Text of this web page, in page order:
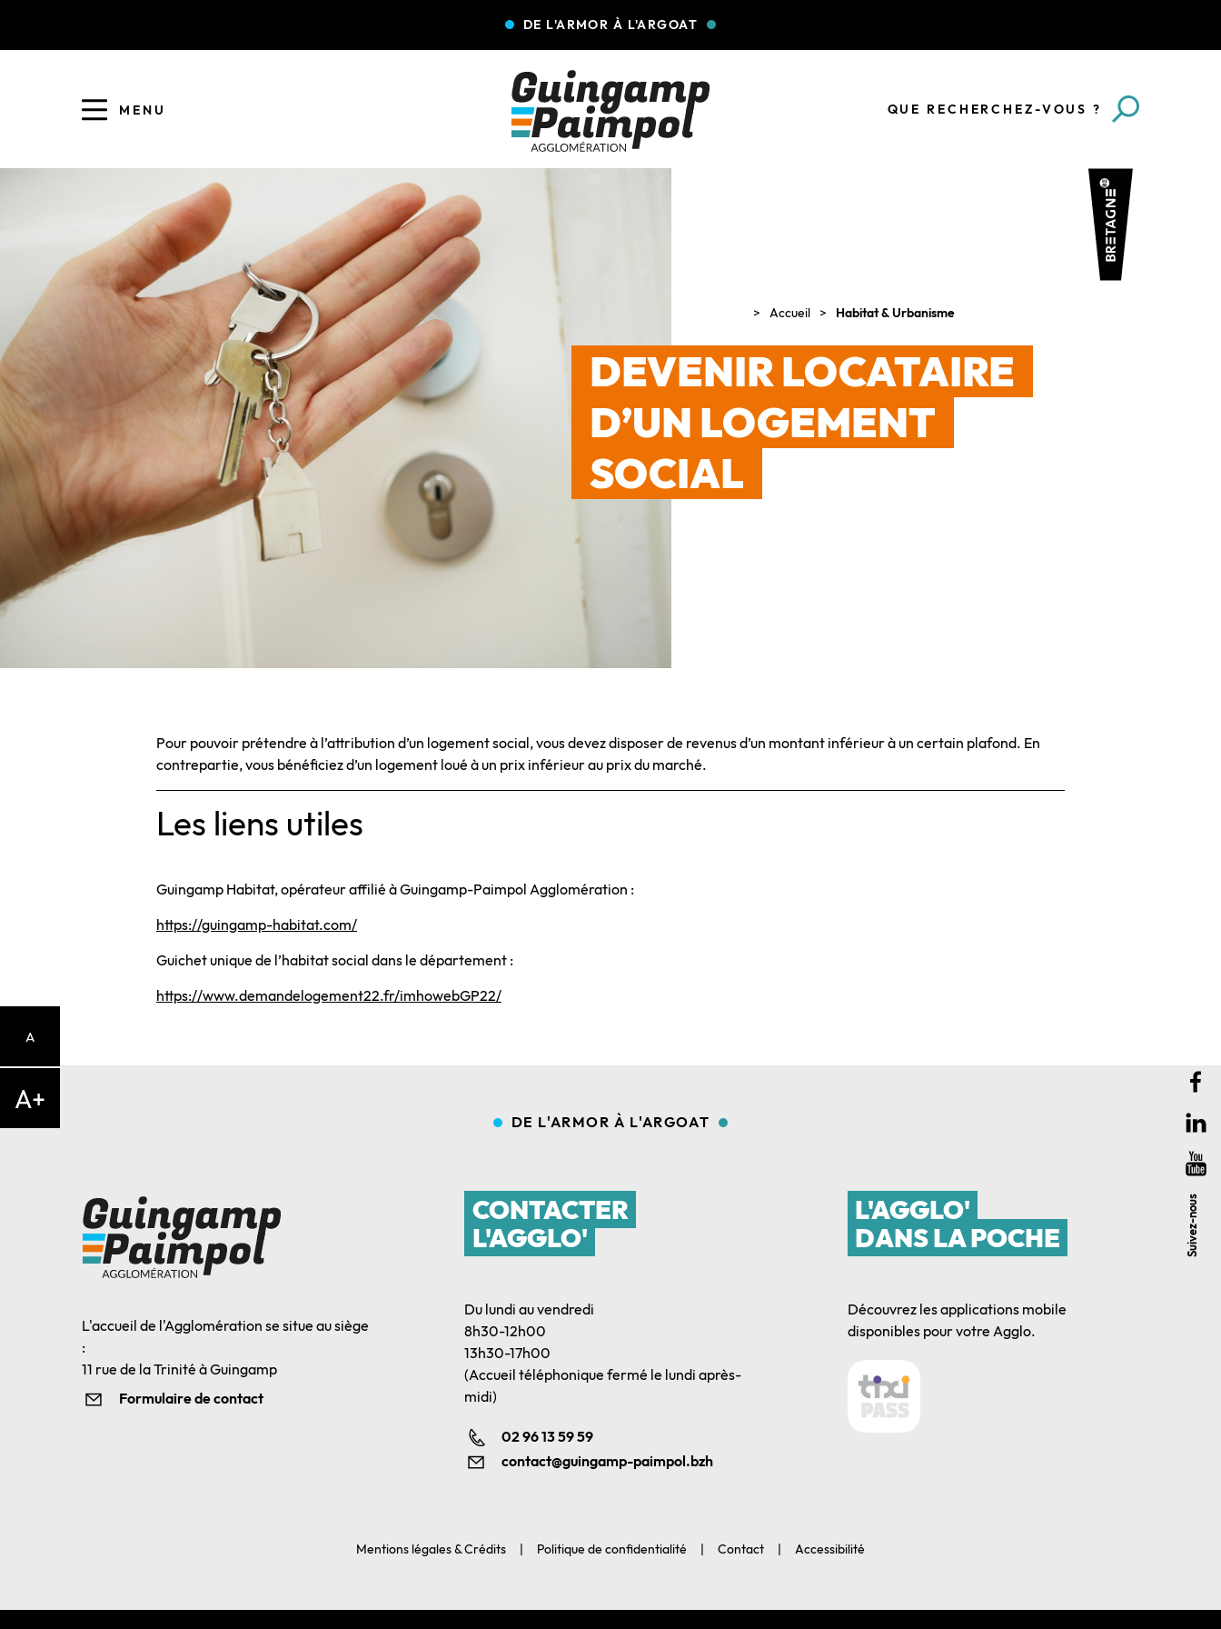
DE L'ARMOR À L'ARGOAT
MENU QUE RECHERCHEZ-VOUS ?
ENFANCE JEUNESSE L'AGGLO' RECRUTE
PISCINES
Suivez-nous
Accueil Habitat & Urbanisme
DEVENIR LOCATAIRE
D’UN LOGEMENT
SOCIAL
A
A+
Pour pouvoir prétendre à l’attribution d’un logement social, vous devez disposer de revenus d’un montant inférieur à un certain plafond. En
contrepartie, vous bénéficiez d’un logement loué à un prix inférieur au prix du marché.
Les liens utiles
Guingamp Habitat, opérateur affilié à Guingamp-Paimpol Agglomération :
https://guingamp-habitat.com/
Guichet unique de l’habitat social dans le département :
https://www.demandelogement22.fr/imhowebGP22/
DE L'ARMOR À L'ARGOAT
L'accueil de l'Agglomération se situe au siège
:
11 rue de la Trinité à Guingamp
Formulaire de contact
CONTACTER
L'AGGLO'
Du lundi au vendredi
8h30-12h00
13h30-17h00
(Accueil téléphonique fermé le lundi après-
midi)
02 96 13 59 59
contact@guingamp-paimpol.bzh
L'AGGLO'
DANS LA POCHE
Découvrez les applications mobile
disponibles pour votre Agglo.
Mentions légales & Crédits Politique de confidentialité Contact Accessibilité